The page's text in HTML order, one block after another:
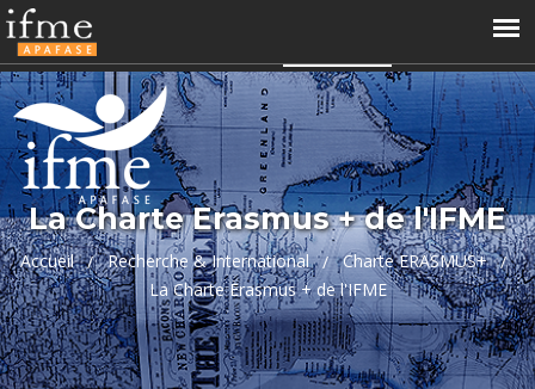
La Charte Erasmus + de l'IFME
Accueil Recherche & International
Charte ERASMUS+
La Charte Erasmus + de l'IFME